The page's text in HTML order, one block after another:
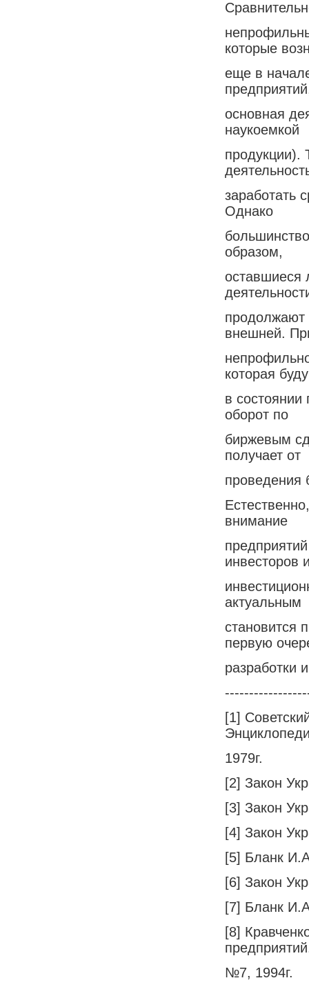
которые
еще в
основная
наукоемкой
продукции).
заработать
Однако
образом,
оставшиеся
продолжают
внешней.
которая
в состоянии
оборот по
биржевым
получает от
проведения
внимание
инвесторов
актуальным
становится
первую
разработки
[1]
1979г.
[2] Закон
[3] Закон
[4] Закон
[5] Бланк
[6] Закон
[7] Бланк
[8]
№7, 1994г.